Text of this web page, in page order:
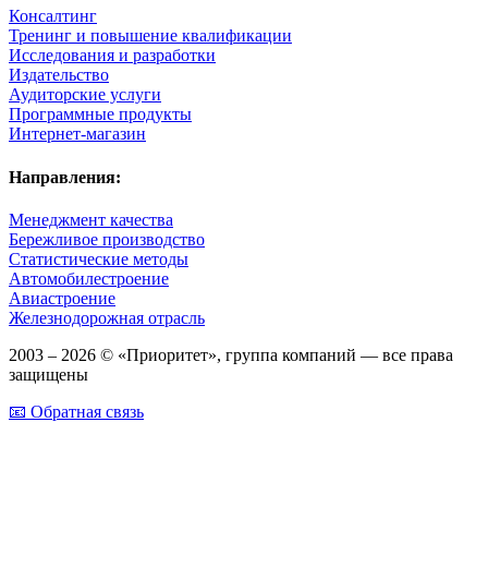
Консалтинг
Тренинг и повышение квалификации
Исследования и разработки
Издательство
Аудиторские услуги
Программные продукты
Интернет-магазин
Направления:
Менеджмент качества
Бережливое производство
Статистические методы
Автомобилестроение
Авиастроение
Железнодорожная отрасль
2003 – 2026 © «Приоритет», группа компаний — все права
защищены
📧 Обратная связь